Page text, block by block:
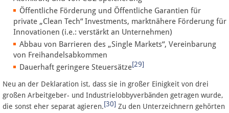
Öffentliche Förderung und Öffentliche Garantien für
private „Clean Tech“ Investments, marktnähere Förderung für
Innovationen (i.e.: verstärkt an Unternehmen)
Abbau von Barrieren des „Single Markets“, Vereinbarung
von Freihandelsabkommen
Dauerhaft geringere Steuersätze[29]
Neu an der Deklaration ist, dass sie in großer Einigkeit von drei
großen Arbeitgeber- und Industrielobbyverbänden getragen wurde,
die sonst eher separat agieren.[30] Zu den Unterzeichnern gehörten